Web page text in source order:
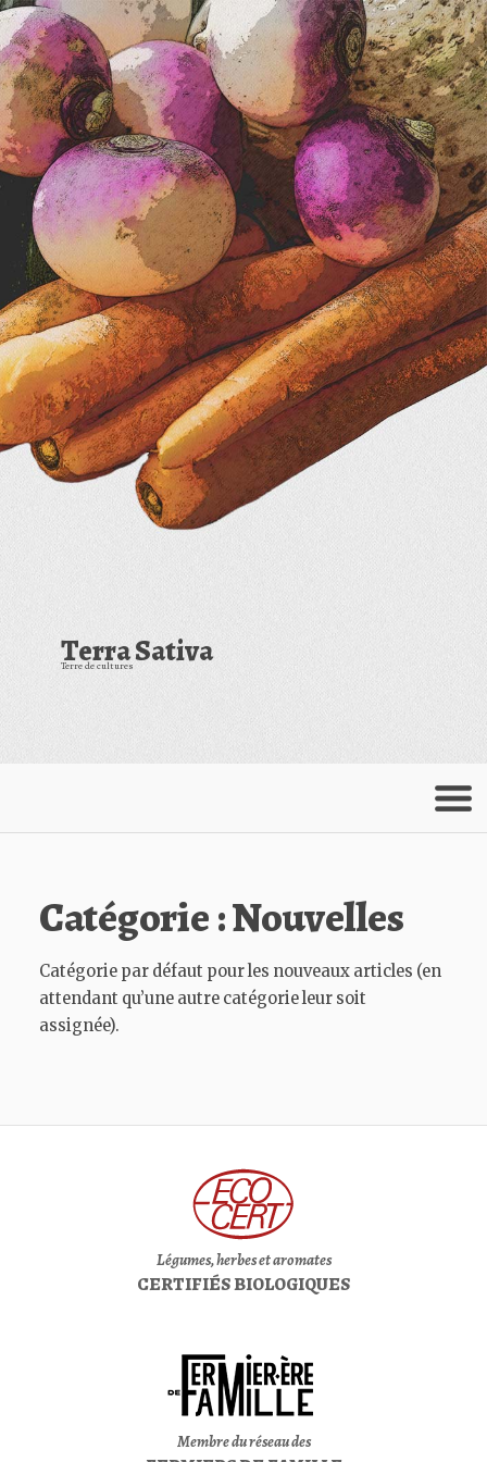
Terra Sativa
Terre de cultures
Catégorie :Nouvelles
Catégorie par défaut pour les nouveaux articles (en
attendant qu’une autre catégorie leur soit
assignée).
Légumes, herbes et aromates
CERTIFIÉS BIOLOGIQUES
Membre du réseau des